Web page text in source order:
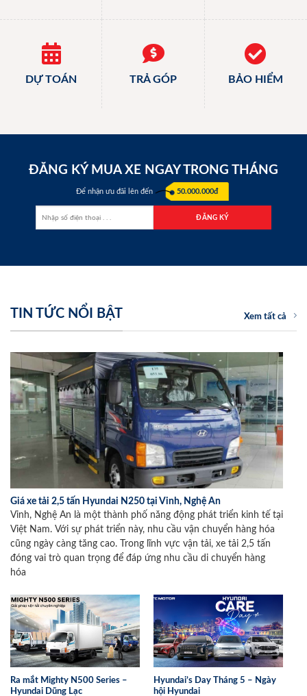
DỰ TOÁN TRẢ GÓP BẢO HIỂM
ĐĂNG KÝ MUA XE NGAY TRONG THÁNG
Để nhận ưu đãi lên đến 50.000.000đ
TIN TỨC NỔI BẬT Xem tất cả
Giá xe tải 2,5 tấn Hyundai N250 tại Vinh, Nghệ An
Vinh, Nghệ An là một thành phố năng động phát triển kinh tế tại
Việt Nam. Với sự phát triển này, nhu cầu vận chuyển hàng hóa
cũng ngày càng tăng cao. Trong lĩnh vực vận tải, xe tải 2,5 tấn
đóng vai trò quan trọng để đáp ứng nhu cầu di chuyển hàng
hóa
Ra mắt Mighty N500 Series –
Hyundai Dũng Lạc
Hyundai’s Day Tháng 5 – Ngày
hội Hyundai